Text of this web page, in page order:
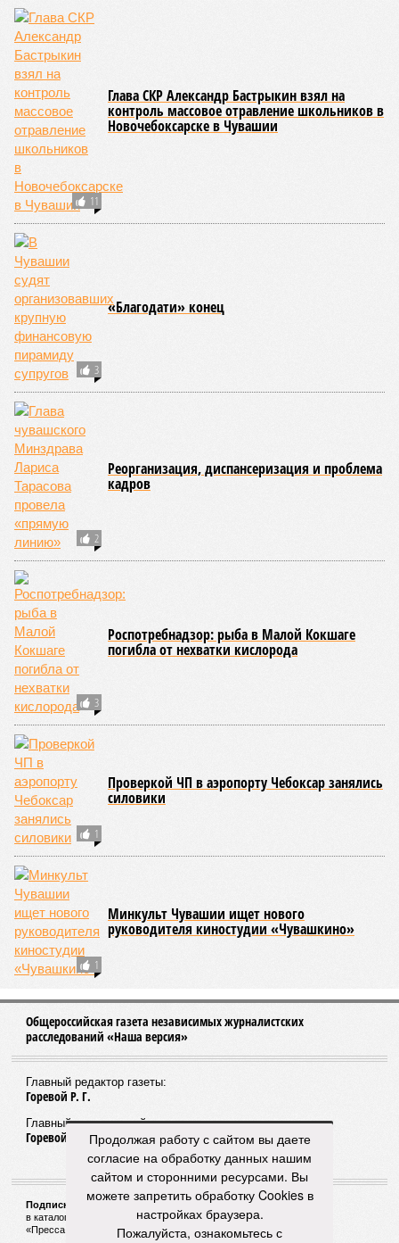
указанные сотрудники были незамедлительно отстранены
от выполнения своих обязанностей и направлены на
лечение.
Представители ведомства отметили, что оперативное
принятие указанных мер позволило избежать
возникновения массовых инфекционных заболеваний
среди детей, находившихся в оздоровительных
учреждениях.
Помимо этого, специалистами проводился лабораторный
контроль качества воды и готовой продукции: из всех
отобранных проб воды в двух случаях (что составило
1,9%) были зафиксированы отклонения по
микробиологическим показателям; также одно готовое
блюдо не соответствовало установленным нормам по
показателю калорийности.
Все лагеря перед началом работы смен прошли
обязательную обработку территорий против клещей,
грызунов и насекомых. Питание в учреждениях
обеспечивают 21 оператор, причём в отношении каждого из
них организован постоянный лабораторный мониторинг.
В ходе заседания был также вынесен на обсуждение ряд
предложений, направленных на обеспечение санитарно-
эпидемиологического благополучия детей в летних лагерях
и на повышение действенности самой системы
оздоровления. В качестве основного приоритета было
выделено обеспечение оздоровительных учреждений
качественными пищевыми продуктами, а детей –
полноценным и сбалансированным питанием. Все лагеря в
обязательном порядке должны располагать санитарно-
эпидемиологическим заключением (СЭЗ), которое
подтверждает соответствие учреждения требованиям
действующего санитарного законодательства. Отсутствие
действующего СЭЗ является основанием для запрета на
функционирование оздоровительной организации. Кроме
того, участники заседания обратили внимание на
необходимость постоянного контроля за поставщиками
продуктов и организаторами питания, за своевременным
исполнением ранее выданных предписаний по устранению
нарушений, а также за соблюдением сроков прохождения
медицинских осмотров и гигиенического обучения
персоналом.
Александра Иванова
Власти провели
реорганизацию
КОММЕНТАРИИ 0
ПОСЛЕДНИЕ НОВОСТИ
жителя Чебоксар
проблемной «Кувшинкой»
04/08
Житель Екатеринбурга по указанию мошенников
ограбил квартиру в Чебоксарах
03/08
В регионе сформируют запас топлива
03/08
Республика разместилась на 79 месте в России по
качеству дорог
Продолжая работу с сайтом вы даете
согласие на обработку данных нашим
сайтом и сторонними ресурсами. Вы
можете запретить обработку Cookies в
настройках браузера.
Пожалуйста, ознакомьтесь с